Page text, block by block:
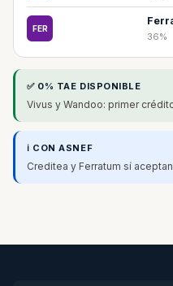
FER
36%
✅ 0% TAE DISPONIBLE
Vivus y Wandoo: primer
ℹ️ CON ASNEF
Creditea y Ferratum sí